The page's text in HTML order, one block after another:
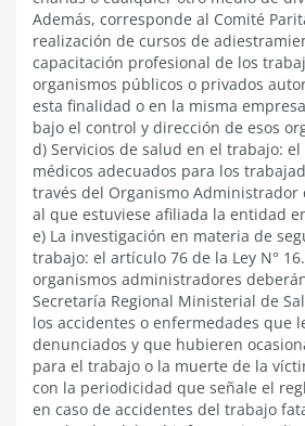
Además, corresponde al Comité
realización de cursos de
capacitación profesional de los
organismos públicos o privados
esta finalidad o en la misma
bajo el control y dirección de esos
d) Servicios de salud en el trabajo: el
médicos adecuados para los
través del Organismo Administrador
al que estuviese afiliada la entidad
e) La investigación en materia de
trabajo: el artículo 76 de la Ley N°
organismos administradores
Secretaría Regional Ministerial de
los accidentes o enfermedades que
denunciados y que hubieren
para el trabajo o la muerte de la
con la periodicidad que señale el
en caso de accidentes del trabajo